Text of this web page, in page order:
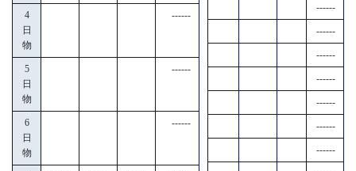
4
日
物
------
5
日
物
------
6
日
物
------
------
------
------
------
------
------
------